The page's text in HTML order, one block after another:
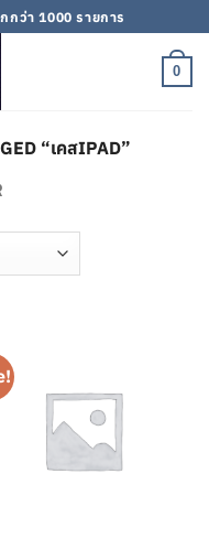
กว่า 1000 รายการ
0
“เคสIPAD”